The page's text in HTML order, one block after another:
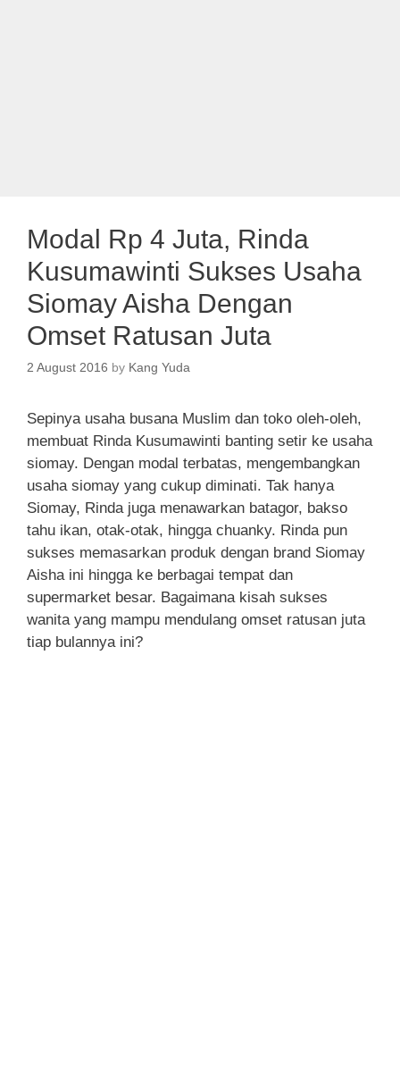
Modal Rp 4 Juta, Rinda
Kusumawinti Sukses Usaha
Siomay Aisha Dengan
Omset Ratusan Juta
2 August 2016 by Kang Yuda
Sepinya usaha busana Muslim dan toko oleh-oleh,
membuat Rinda Kusumawinti banting setir ke usaha
siomay. Dengan modal terbatas, mengembangkan
usaha siomay yang cukup diminati. Tak hanya
Siomay, Rinda juga menawarkan batagor, bakso
tahu ikan, otak-otak, hingga chuanky. Rinda pun
sukses memasarkan produk dengan brand Siomay
Aisha ini hingga ke berbagai tempat dan
supermarket besar. Bagaimana kisah sukses
wanita yang mampu mendulang omset ratusan juta
tiap bulannya ini?